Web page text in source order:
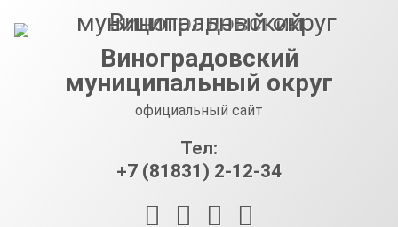
Виноградовский
муниципальный округ
официальный сайт
Тел:
+7 (81831) 2-12-34
RSS E-mailВКонтакте